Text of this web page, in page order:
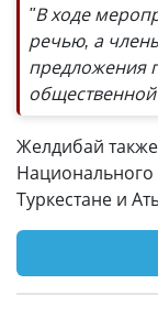
"В ходе
речью, а
предложения
Желдибай также
Национального
Туркестане и